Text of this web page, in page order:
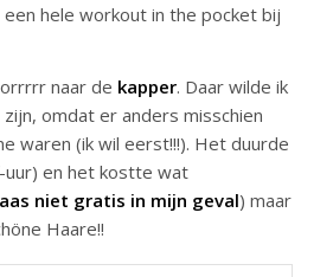
een hele workout in the pocket bij
naar de kapper. Daar wilde ik
omdat er anders misschien
waren (ik wil eerst!!!). Het duurde
en het kostte wat
niet gratis in mijn geval) maar
Haare!!